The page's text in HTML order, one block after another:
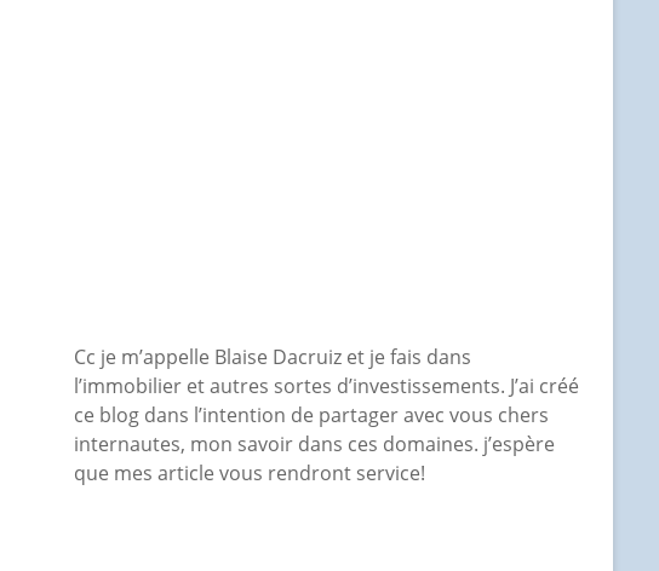
Cc je m’appelle Blaise Dacruiz et je fais dans
l’immobilier et autres sortes d’investissements. J’ai créé
ce blog dans l’intention de partager avec vous chers
internautes, mon savoir dans ces domaines. j’espère
que mes article vous rendront service!